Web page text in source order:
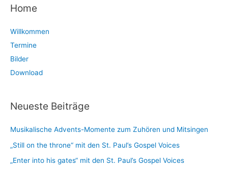
Home
Willkommen
Termine
Bilder
Download
Neueste Beiträge
Musikalische Advents-Momente zum Zuhören und Mitsingen
„Still on the throne“ mit den St. Paul’s Gospel Voices
„Enter into his gates“ mit den St. Paul’s Gospel Voices
A
c
h
i
v
K
t
e
g
o
i
n